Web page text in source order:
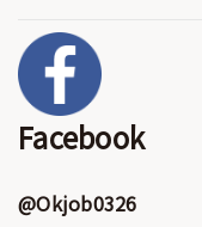
Facebook
@Okjob0326